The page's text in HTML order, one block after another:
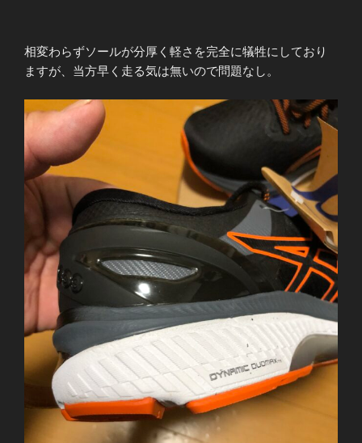
相変わらずソールが分厚く軽さを完全に犠牲にしており
ますが、当方早く走る気は無いので問題なし。